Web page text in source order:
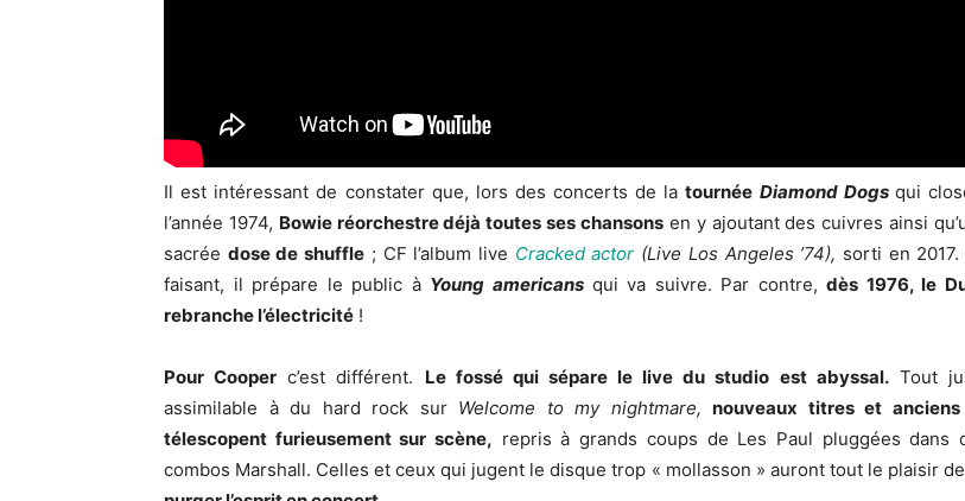
Il est intéressant de constater que, lors des concerts de latournée Diamond Dogs qui
l’année 1974, Bowie réorchestre déjà toutes ses chansons en y ajoutant des cuivres ainsi
sacrée dose de shuffle ; CF l’album live Cracked actor (Live Los Angeles ’74), sorti en 2017.
faisant, il prépare le public à Young americans qui va suivre. Par contre,dès 1976, le
rebranche l’électricité !
Pour Cooper c’est différent. Le fossé qui sépare le live du studio est abyssal.Tout
assimilable à du hard rock sur Welcome to my nightmare, nouveaux titres et
télescopent furieusement sur scène, repris à grands coups de Les Paul pluggées dans
combos Marshall. Celles et ceux qui jugent le disque trop « mollasson » auront tout le plaisir de